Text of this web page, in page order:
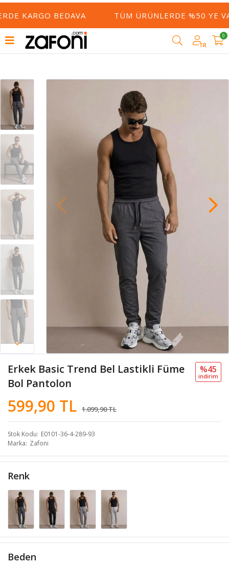
KARGO BEDAVA TÜM ÜRÜNLERDE %50 YE
TR
0
Erkek Basic Trend Bel Lastikli Füme
Bol Pantolon
599,90 TL 1.099,90 TL
%45
i̇ndi̇ri̇m
Stok Kodu E0101-36-4-289-93
Marka Zafoni
Renk
Beden